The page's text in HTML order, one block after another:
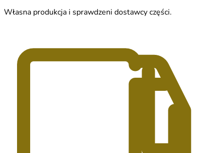
Własna produkcja i sprawdzeni dostawcy części.